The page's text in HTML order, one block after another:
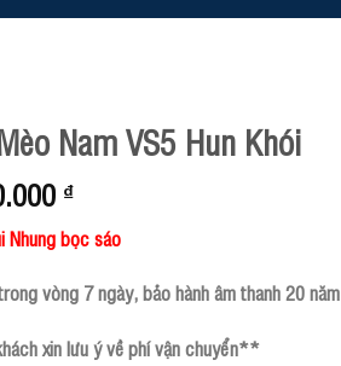
Nam VS5 Hun Khói
₫
Nhung bọc sáo
vòng 7 ngày, bảo hành âm thanh 20 năm
xin lưu ý về phí vận chuyển**